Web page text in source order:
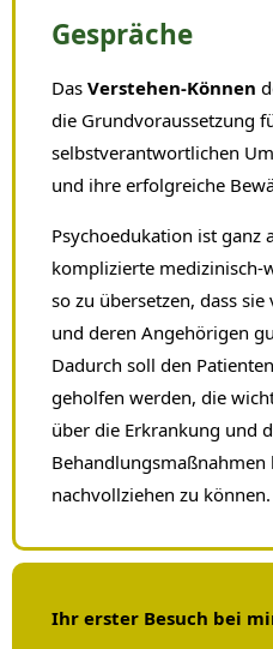
Gespräche
Das Verstehen-Können
die Grundvoraussetzung
selbstverantwortlichen
und ihre erfolgreiche
Psychoedukation ist ganz
komplizierte medizinisch-
so zu übersetzen, dass
und deren Angehörigen
Dadurch soll den
geholfen werden, die
über die Erkrankung und
Behandlungsmaßnahmen
nachvollziehen zu können.
Ihr erster Besuch bei